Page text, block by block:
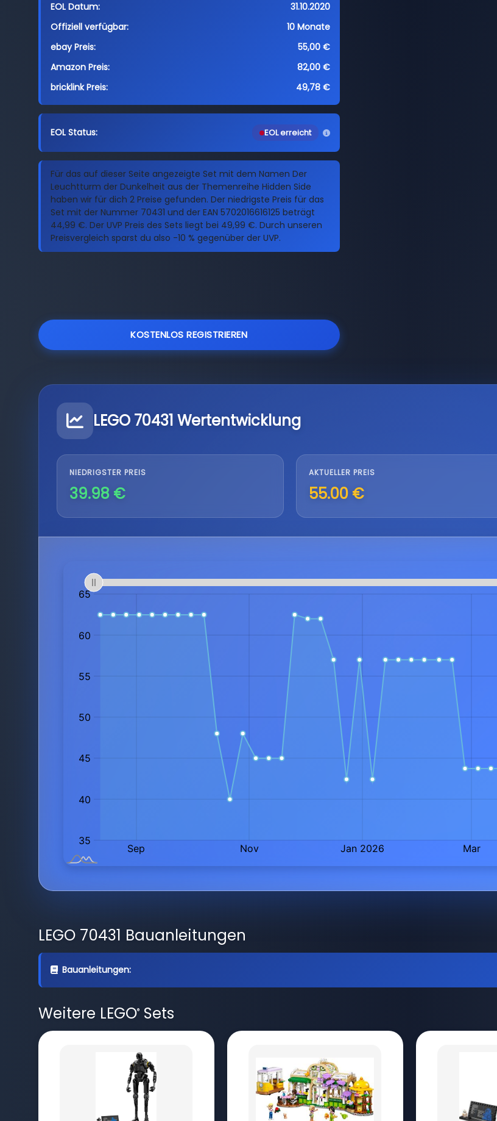
EOL Datum:
31.10.2020
Offiziell verfügbar:
10 Monate
ebay Preis:
55,00 €
Amazon Preis:
82,00 €
bricklink Preis:
49,78 €
EOL Status: EOL erreicht
Für das auf dieser Seite angezeigte Set mit dem Namen Der
Leuchtturm der Dunkelheit aus der Themenreihe Hidden Side
haben wir für dich 2 Preise gefunden. Der niedrigste Preis für das
Set mit der Nummer 70431 und der EAN 5702016616125 beträgt
44,99 €. Der UVP Preis des Sets liegt bei 49,99 €. Durch unseren
Preisvergleich sparst du also -10 % gegenüber der UVP.
KOSTENLOS REGISTRIEREN
LEGO 70431 Wertentwicklung
NIEDRIGSTER PREIS
39.98 €
AKTUELLER PREIS
55.00 €
LEGO 70431 Bauanleitungen
Bauanleitungen:
Weitere LEGO®Sets